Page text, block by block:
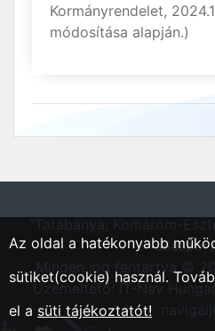
Kormányrendelet,
módosítása alapján.)
Minden jog fentartva ©
Üzemeltető: IT-Nav
Az oldal a hatékonyabb
sütiket(cookie) használ.
el a süti tájékoztatót!